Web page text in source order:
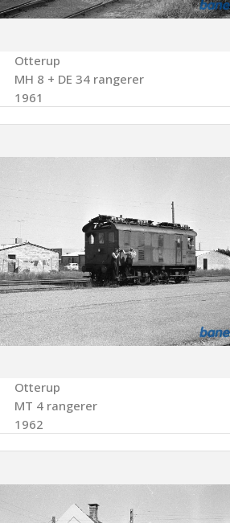
Otterup
MH 8 + DE 34 rangerer
1961
Otterup
MT 4 rangerer
1962